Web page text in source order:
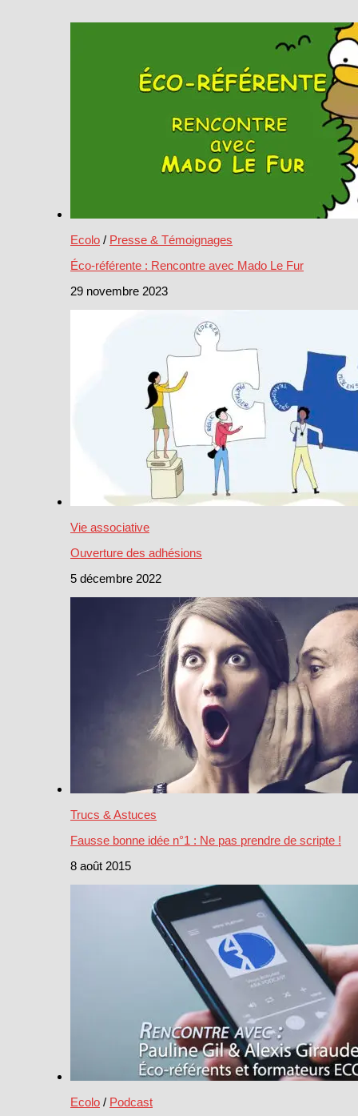
Ecolo / Presse & Témoignages
Éco-référente : Rencontre avec Mado Le Fur
29 novembre 2023
Vie associative
Ouverture des adhésions
5 décembre 2022
Trucs & Astuces
Fausse bonne idée n°1 : Ne pas prendre de scripte !
8 août 2015
Ecolo / Podcast